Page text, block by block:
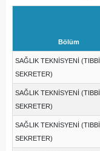
Bölüm
SAĞLIK TEKNİSYENİ (TIBBİ
SEKRETER)
SAĞLIK TEKNİSYENİ (TIBBİ
SEKRETER)
SAĞLIK TEKNİSYENİ (TIBBİ
SEKRETER)